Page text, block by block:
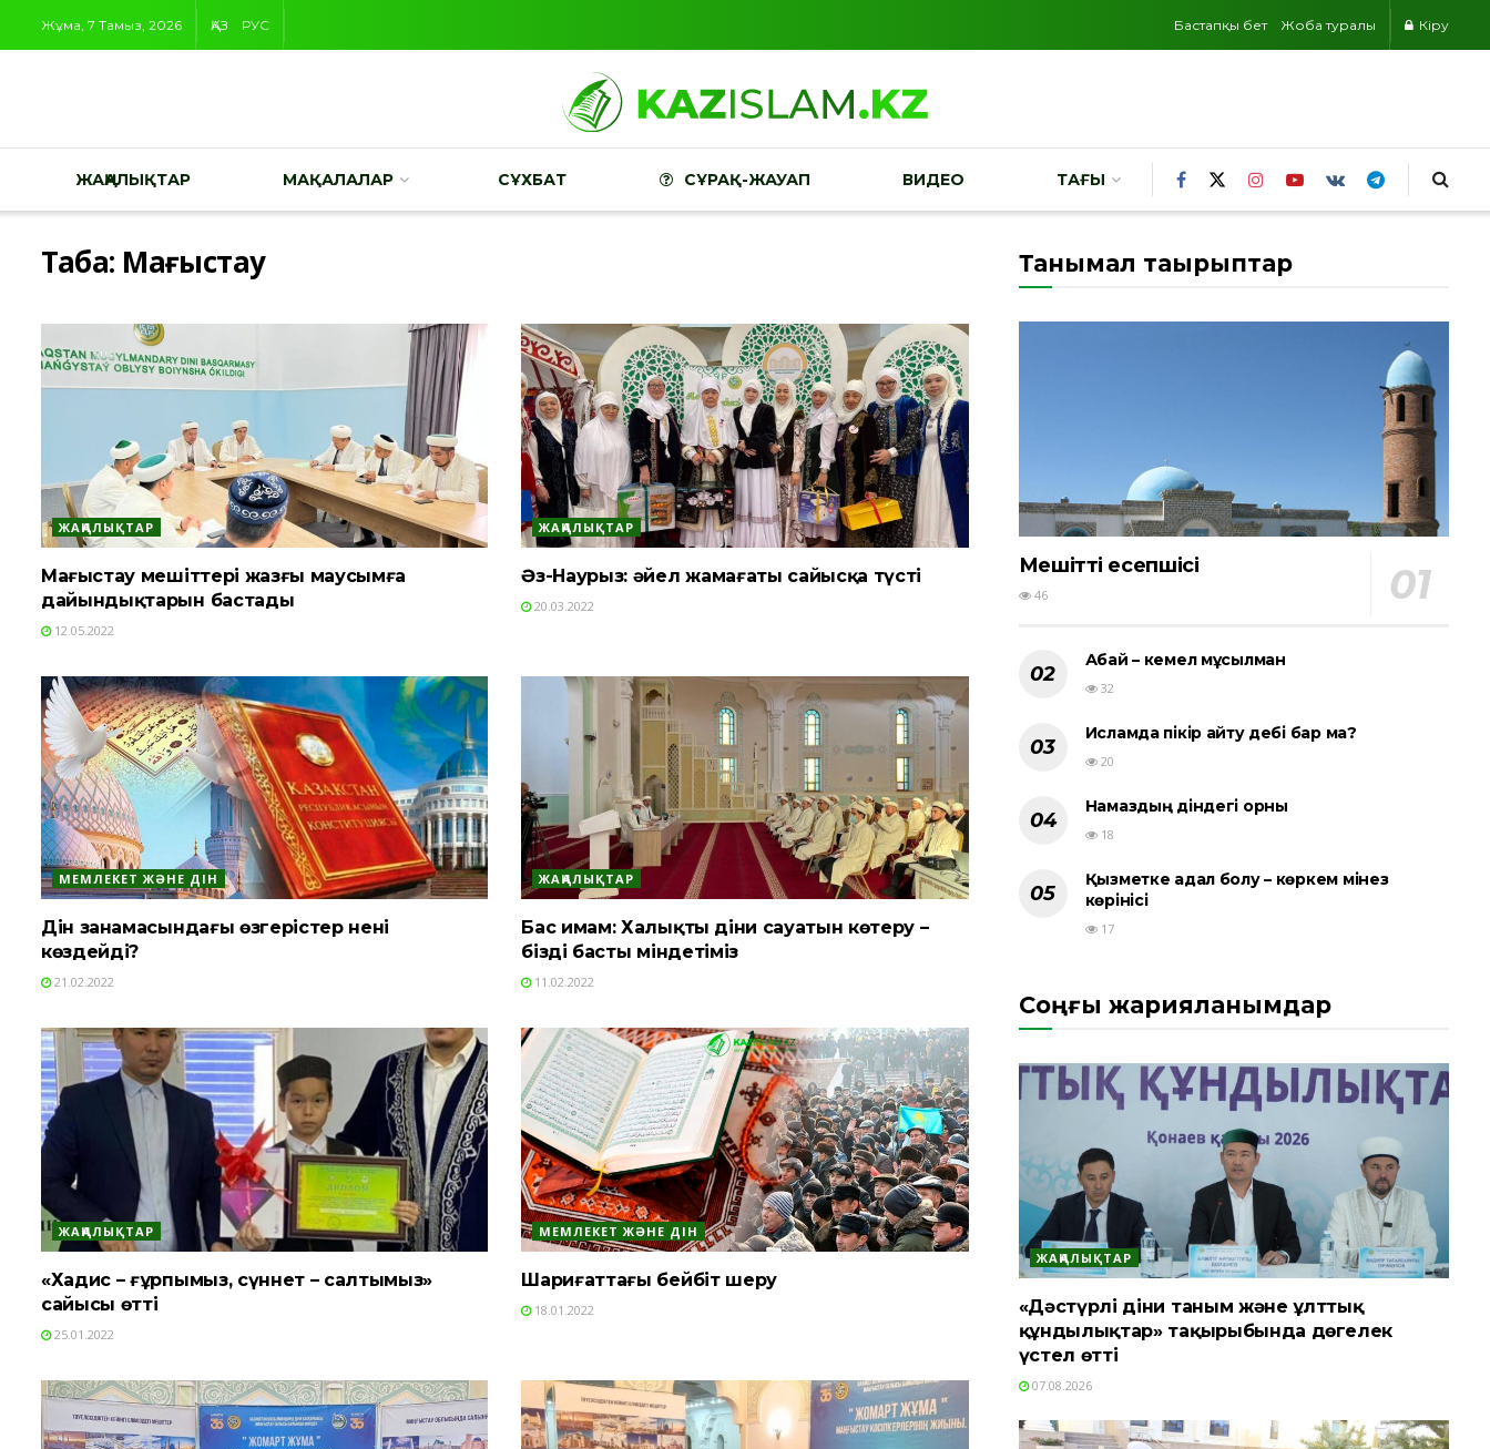
Жұма, 7 Тамыз, 2026 ҚАЗ РУС Бастапқы бет Жоба туралы Кіру
ЖАҢАЛЫҚТАР МАҚАЛАЛАР СҰХБАТ СҰРАҚ-ЖАУАП ВИДЕО ТАҒЫ
Таңба: Маңғыстау
ЖАҢАЛЫҚТАР
Маңғыстау мешіттері жазғы маусымға
дайындықтарын бастады
12.05.2022
ЖАҢАЛЫҚТАР
Әз-Наурыз: әйел жамағаты сайысқа түсті
20.03.2022
МЕМЛЕКЕТ ЖӘНЕ ДІН
Дін заңнамасындағы өзгерістер нені
көздейді?
21.02.2022
ЖАҢАЛЫҚТАР
Бас имам: Халықтың діни сауатын көтеру –
біздің басты міндетіміз
11.02.2022
ЖАҢАЛЫҚТАР
«Хадис – ғұрпымыз, сүннет – салтымыз»
сайысы өтті
25.01.2022
МЕМЛЕКЕТ ЖӘНЕ ДІН
Шариғаттағы бейбіт шеру
18.01.2022
Танымал тақырыптар
Мешіттің есепшісі
46
Абай – кемел мұсылман
32
Исламда пікір айту әдебі бар ма?
20
Намаздың діндегі орны
18
Қызметке адал болу – көркем мінез
көрінісі
17
Соңғы жарияланымдар
ЖАҢАЛЫҚТАР
«Дәстүрлі діни таным және ұлттық
құндылықтар» тақырыбында дөңгелек
үстел өтті
07.08.2026